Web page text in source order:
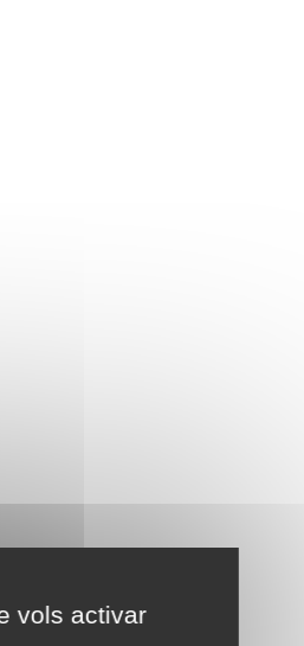
vols activar